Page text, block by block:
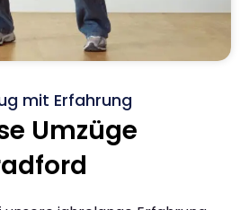
mit Erfahrung
Umzüge